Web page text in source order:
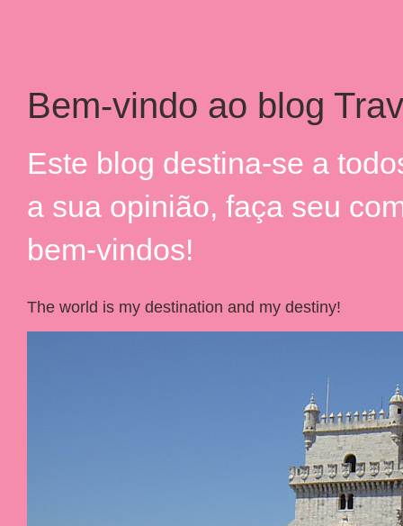
Bem-vindo ao blog
Este blog destina-se a
a sua opinião, faça seu
bem-vindos!
The world is my destination and my destiny!